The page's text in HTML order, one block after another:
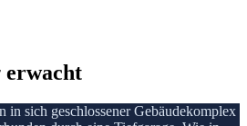
erwacht
in sich geschlossener Gebäudekomplex